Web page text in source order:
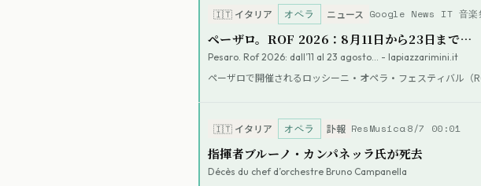
🇮🇹 イタリア オペラ ニュース Google News IT 音楽
ペーザロ。ROF 2026：8月11日から23日まで…
Pesaro. Rof 2026: dall’11 al 23 agosto… - lapiazzarimini.it
ペーザロで開催されるロッシーニ・オペラ・フェスティバル（
🇮🇹 イタリア オペラ 訃報 ResMusica 8/7 00:01
指揮者ブルーノ・カンパネッラ氏が死去
Décès du chef d’orchestre Bruno Campanella